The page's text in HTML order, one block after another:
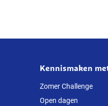
Over
deze
Kennismaken
Zomer Challenge
Open dagen